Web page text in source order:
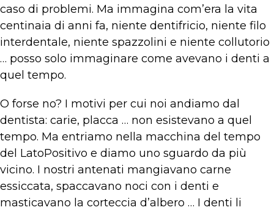
caso di problemi. Ma immagina com’era la vita
centinaia di anni fa, niente dentifricio, niente filo
interdentale, niente spazzolini e niente collutorio
… posso solo immaginare come avevano i denti a
quel tempo.
O forse no? I motivi per cui noi andiamo dal
dentista: carie, placca … non esistevano a quel
tempo. Ma entriamo nella macchina del tempo
del LatoPositivo e diamo uno sguardo da più
vicino. I nostri antenati mangiavano carne
essiccata, spaccavano noci con i denti e
masticavano la corteccia d’albero … I denti li